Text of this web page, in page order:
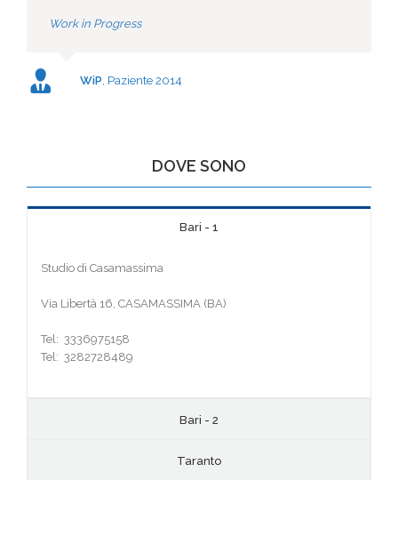
Work in Progress
WiP, Paziente 2014
DOVE SONO
Bari - 1
Studio di Casamassima
Via Libertà 16, CASAMASSIMA (BA)
Tel: 3336975158
Tel: 3282728489
Bari - 2
Taranto